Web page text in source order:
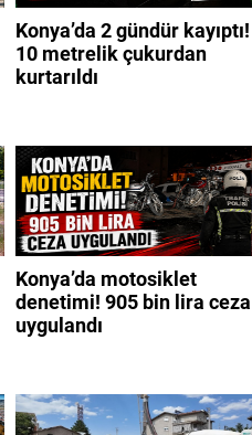
Konya’da 2 gündür kayıptı!
10 metrelik çukurdan
kurtarıldı
Konya’da motosiklet
denetimi! 905 bin lira ceza
uygulandı